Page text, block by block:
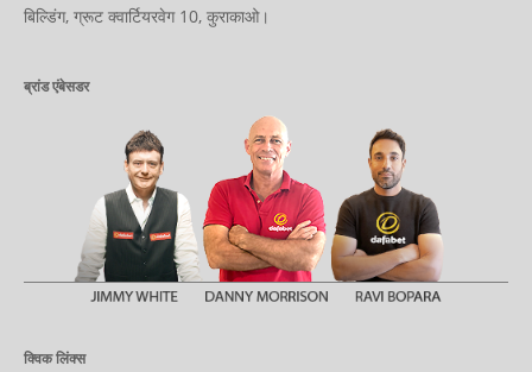
बिल्डिंग, ग्रूट क्वार्टियरवेग 10, कुराकाओ।
ब्रांड एंबेसडर
क्विक लिंक्स